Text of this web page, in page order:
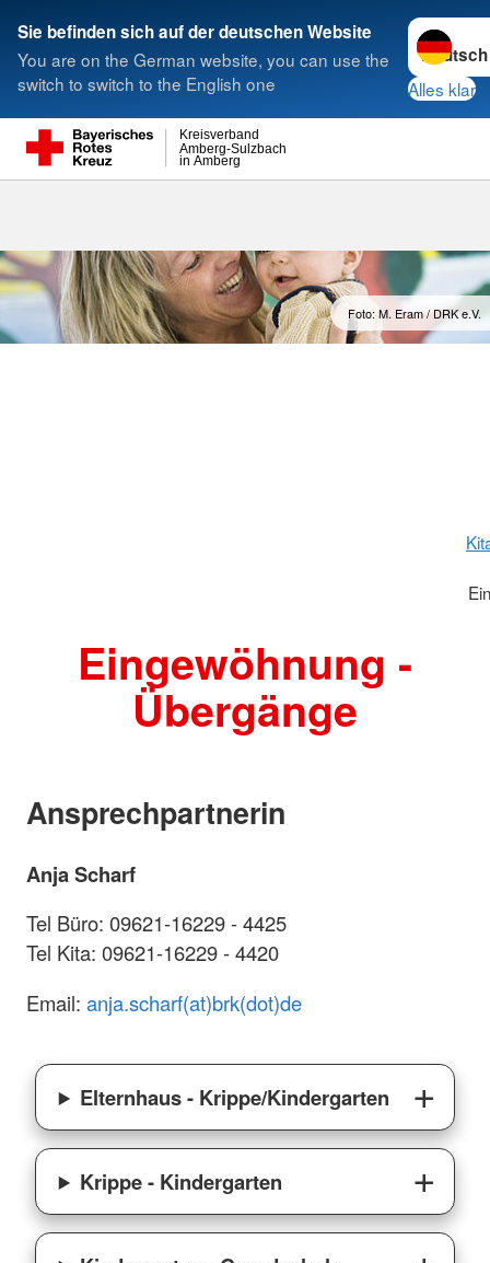
Sie befinden sich auf der deutschen Website
You are on the German website, you can use the
switch to switch to the English one
Sprache
Alles klar
in Amberg
Amberg-Sulzbach
Kreisverband
Suche
Foto: M. Eram / DRK e.V.
Eingewöhnung -
Übergänge
Ansprechpartnerin
Anja Scharf
Tel Büro: 09621-16229 - 4425
Tel Kita: 09621-16229 - 4420
Email: anja.scharf(at)brk(dot)de
Elternhaus - Krippe/Kindergarten
Krippe - Kindergarten